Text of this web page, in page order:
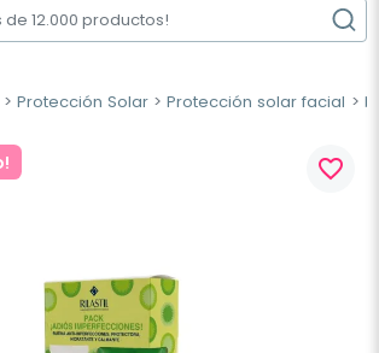
Protección Solar Protección solar facial
favorite_border